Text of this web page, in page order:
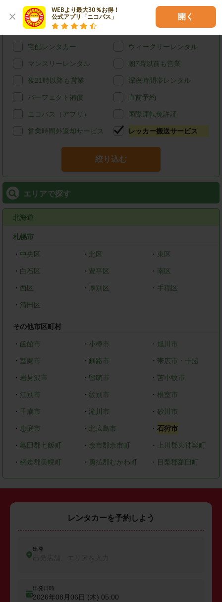
WEBより最大30％お得！
公式アプリ「ニコパス」
開く
カード決済
給油可能 ETCレンタル
宅配レンタカー ウィークリーレンタル
マンスリーレンタル 朝7時以前も営業
夜21時以降も営業 深夜時間帯レンタル
パーフェクト補償 直前予約
ニコパス（アプリ） 国際運転免許証
営業時間外返却サービス レッカー搬送サービス
絞り込む
エリアで探す
北海道
札幌市
・ 中央区 ・ 北区 ・ 東区
・ 白石区 ・ 豊平区 ・ 南区
・ 西区 ・ 厚別区 ・ 手稲区
・ 清田区
その他市区町村
・ 函館市 ・ 小樽市 ・ 旭川市
・ 室蘭市 ・ 釧路市 ・ 帯広市・十勝
・ 岩見沢市 ・ 留萌市 ・苫小牧市
・ 江別市 ・ 紋別市 ・ 根室市
・ 千歳市 ・ 滝川市 ・砂川市
・ 恵庭市 ・ 北広島市 ・石狩市
・ 亀田郡七飯町 ・ 余市郡余市町 ・ 上川郡東神楽町
・ 網走郡美幌町 ・ 勇払郡むかわ町 ・ 目梨郡羅臼町
レンタカーを予約しよう
出発
出発日時
2026年08月06日 (木) 05:00